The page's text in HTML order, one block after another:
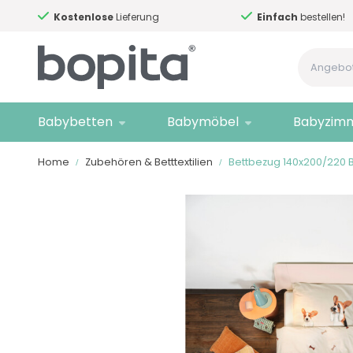
KostenloseLieferung Einfach bestellen!
Babybetten Babymöbel
Home Zubehören & Betttextilien Bettbezug 140x200/220